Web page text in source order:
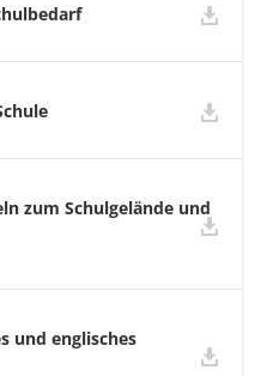
zum Schulgelände und
und englisches